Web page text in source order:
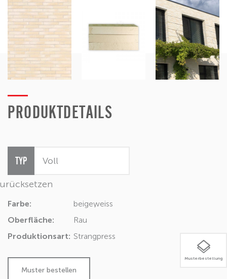
Musterbestellung
PRODUKTDETAILS
TYP
Farbe: beigeweiss
Oberfläche:
Rau
Produktionsart: Strangpress